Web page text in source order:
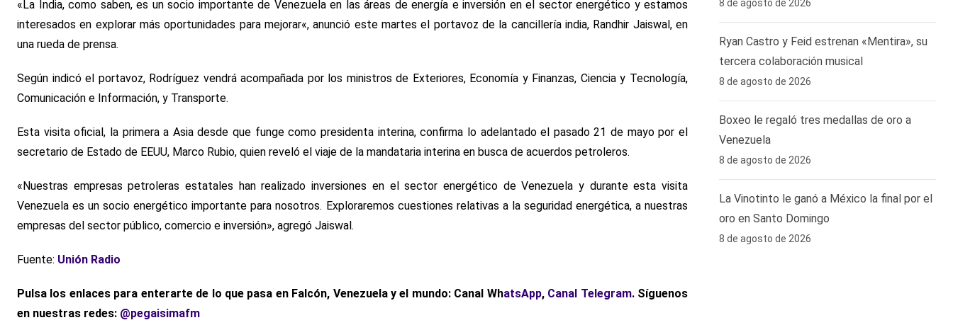
«La India, como saben, es un socio importante de Venezuela en las áreas de energía e inversión en el sector energético y estamos
interesados ​​en explorar más oportunidades para mejorar«, anunció este martes el portavoz de la cancillería india, Randhir Jaiswal, en
una rueda de prensa.
Según indicó el portavoz, Rodríguez vendrá acompañada por los ministros de Exteriores, Economía y Finanzas, Ciencia y Tecnología,
Comunicación e Información, y Transporte.
Esta visita oficial, la primera a Asia desde que funge como presidenta interina, confirma lo adelantado el pasado 21 de mayo por el
secretario de Estado de EEUU, Marco Rubio, quien reveló el viaje de la mandataria interina en busca de acuerdos petroleros.
«Nuestras empresas petroleras estatales han realizado inversiones en el sector energético de Venezuela y durante esta visita
Venezuela es un socio energético importante para nosotros. Exploraremos cuestiones relativas a la seguridad energética, a nuestras
empresas del sector público, comercio e inversión», agregó Jaiswal.
Fuente: Unión Radio
Pulsa los enlaces para enterarte de lo que pasa en Falcón, Venezuela y el mundo: Canal WhatsApp, Canal Telegram. Síguenos
en nuestras redes: @pegaisimafm
8 de agosto de 2026
Ryan Castro y Feid estrenan «Mentira», su
tercera colaboración musical
8 de agosto de 2026
Boxeo le regaló tres medallas de oro a
Venezuela
8 de agosto de 2026
La Vinotinto le ganó a México la final por el
oro en Santo Domingo
8 de agosto de 2026